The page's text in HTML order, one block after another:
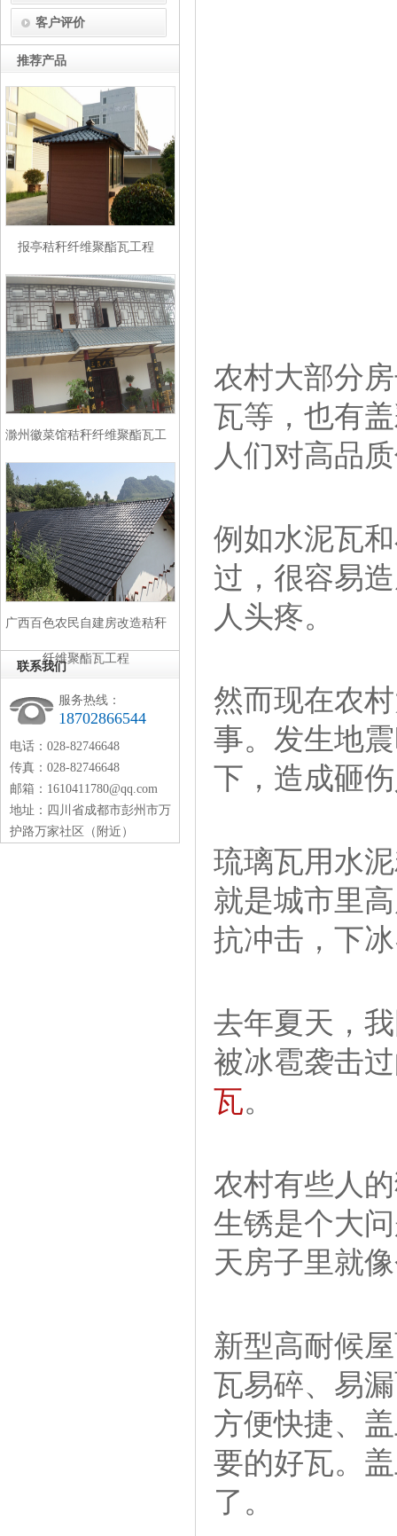
农村大部分
瓦等，也有
人们对高品
例如水泥瓦
过，很容易
人头疼。
然而现在农
事。发生地
下，造成砸
琉璃瓦用水
就是城市里
抗冲击，下
去年夏天，
被冰雹袭击
瓦。
农村有些人
生锈是个大
天房子里就
新型高耐候
瓦易碎、易
方便快捷、
要的好瓦。
了。
客户评价
推荐产品
报亭秸秆纤维聚酯瓦工程
滁州徽菜馆秸秆纤维聚酯瓦工
广西百色农民自建房改造秸秆
纤维聚酯瓦工程
联系我们
服务热线：
18702866544
电话：028-82746648
传真：028-82746648
邮箱：1610411780@qq.com
地址：四川省成都市彭州市万
护路万家社区（附近）